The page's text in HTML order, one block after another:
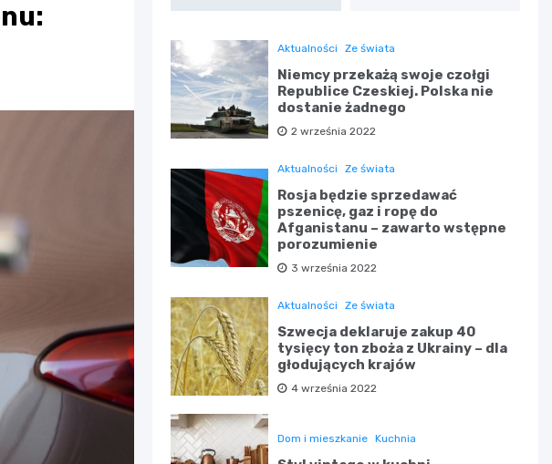
Aktualności Ze świata
Niemcy przekażą swoje czołgi
Republice Czeskiej. Polska nie
dostanie żadnego
2 września 2022
Aktualności Ze świata
Rosja będzie sprzedawać
pszenicę, gaz i ropę do
Afganistanu – zawarto wstępne
porozumienie
3 września 2022
Aktualności Ze świata
Szwecja deklaruje zakup 40
tysięcy ton zboża z Ukrainy – dla
głodujących krajów
4 września 2022
Dom i mieszkanie Kuchnia